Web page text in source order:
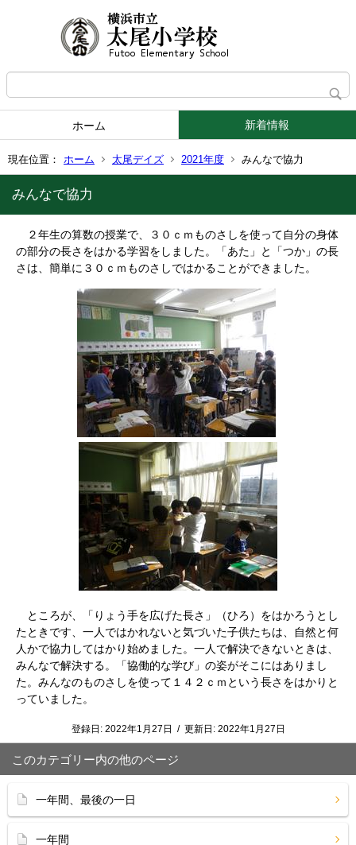
ホーム 新着情報
現在位置： ホーム 太尾デイズ 2021年度 みんなで協力
みんなで協力
２年生の算数の授業で、３０ｃｍものさしを使って自分の身体
の部分の長さをはかる学習をしました。「あた」と「つか」の長
さは、簡単に３０ｃｍものさしではかることができました。
ところが、「りょう手を広げた長さ」（ひろ）をはかろうとし
たときです、一人ではかれないと気づいた子供たちは、自然と何
人かで協力してはかり始めました。一人で解決できないときは、
みんなで解決する。「協働的な学び」の姿がそこにはありまし
た。みんなのものさしを使って１４２ｃｍという長さをはかりと
っていました。
登録日: 2022年1月27日 / 更新日: 2022年1月27日
このカテゴリー内の他のページ
一年間、最後の一日
一年間